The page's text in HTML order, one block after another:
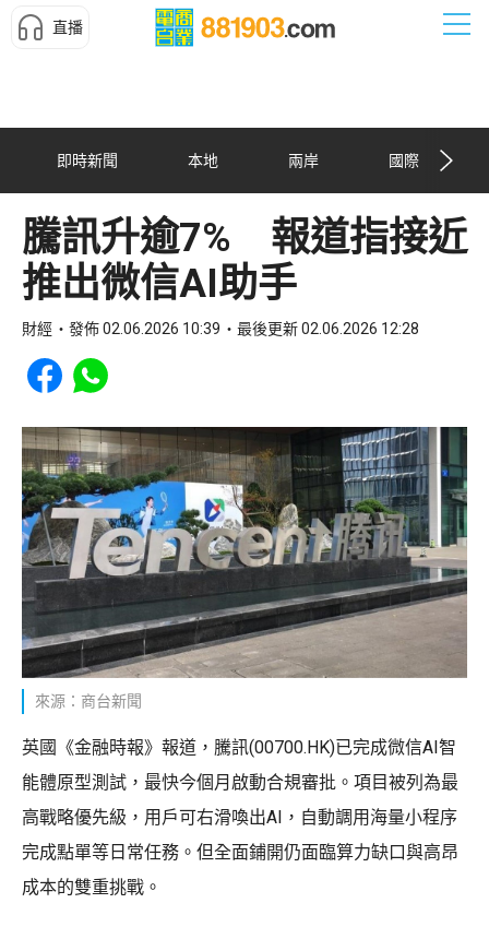
直播
即時新聞 本地 兩岸 國際
騰訊升逾7% 報道指接近
推出微信AI助手
財經 發佈 02.06.2026 10:39 最後更新 02.06.2026 12:28
Share to Facebook
Share to WhatsApp
來源：商台新聞
英國《金融時報》報道，騰訊(00700.HK)已完成微信AI智
能體原型測試，最快今個月啟動合規審批。項目被列為最
高戰略優先級，用戶可右滑喚出AI，自動調用海量小程序
完成點單等日常任務。但全面鋪開仍面臨算力缺口與高昂
成本的雙重挑戰。